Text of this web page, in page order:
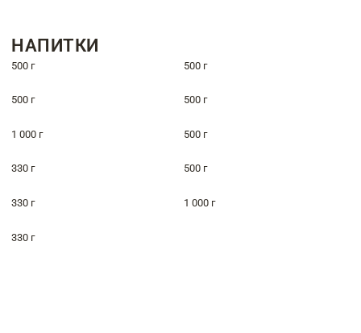
НАПИТКИ
500 г 500 г
500 г 500 г
1 000 г 500 г
330 г 500 г
330 г 1 000 г
330 г